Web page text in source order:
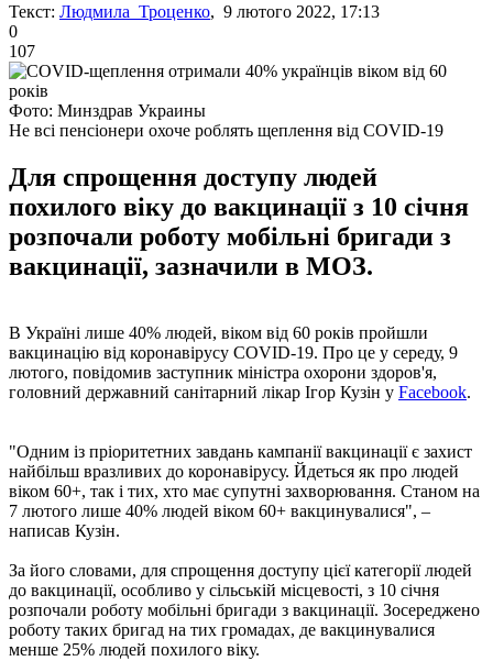
Текст: Людмила Троценко, 9 лютого 2022, 17:13
0
107
Фото: Минздрав Украины
Не всі пенсіонери охоче роблять щеплення від COVID-19
Для спрощення доступу людей
похилого віку до вакцинації з 10 січня
розпочали роботу мобільні бригади з
вакцинації, зазначили в МОЗ.
В Україні лише 40% людей, віком від 60 років пройшли
вакцинацію від коронавірусу COVID-19. Про це у середу, 9
лютого, повідомив заступник міністра охорони здоров'я,
головний державний санітарний лікар Ігор Кузін у Facebook.
"Одним із пріоритетних завдань кампанії вакцинації є захист
найбільш вразливих до коронавірусу. Йдеться як про людей
віком 60+, так і тих, хто має супутні захворювання. Станом на
7 лютого лише 40% людей віком 60+ вакцинувалися", –
написав Кузін.
За його словами, для спрощення доступу цієї категорії людей
до вакцинації, особливо у сільській місцевості, з 10 січня
розпочали роботу мобільні бригади з вакцинації. Зосереджено
роботу таких бригад на тих громадах, де вакцинувалися
менше 25% людей похилого віку.